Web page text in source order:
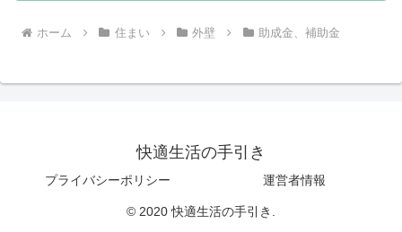
ホーム 住まい 外壁 助成金、補助金
快適生活の手引き
プライバシーポリシー 運営者情報
© 2020 快適生活の手引き.